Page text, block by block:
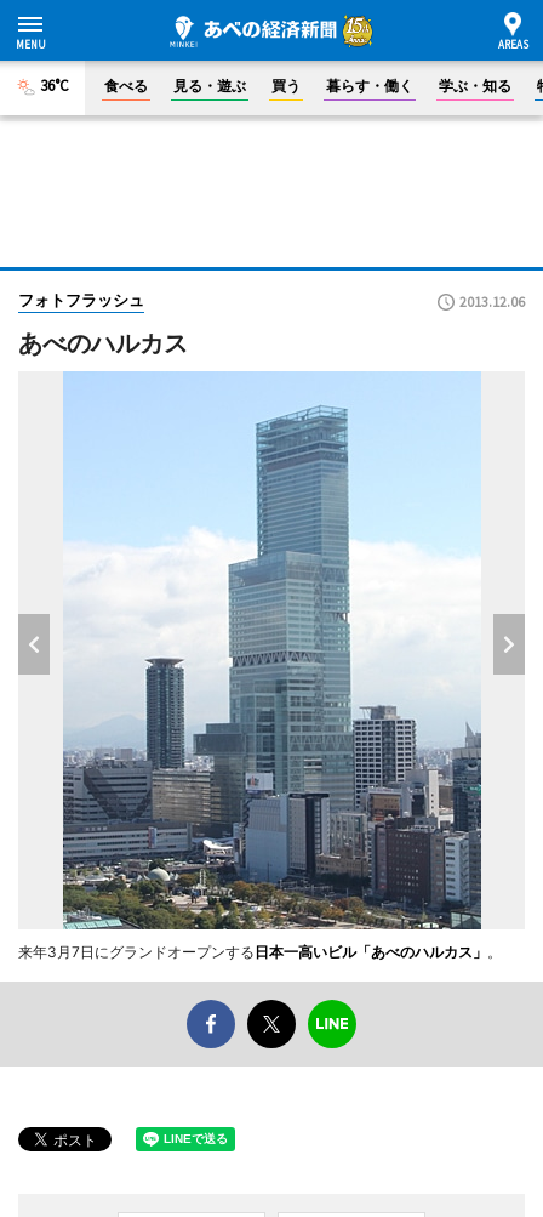
36°C 食べる 見る・遊ぶ 買う 暮らす・働く 学ぶ・知る
フォトフラッシュ 2013.12.06
あべのハルカス
来年3月7日にグランドオープンする 日本一高いビル「あべのハルカス」 。